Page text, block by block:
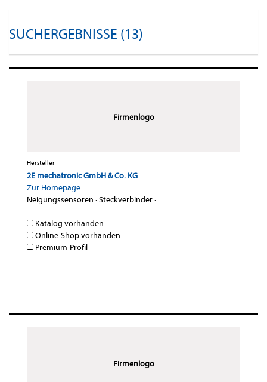
SUCHERGEBNISSE (13)
Firmenlogo
Hersteller
2E mechatronic GmbH & Co. KG
Zur Homepage
Neigungssensoren ·Steckverbinder·
Katalog vorhanden
Online-Shop vorhanden
Premium-Profil
Firmenlogo